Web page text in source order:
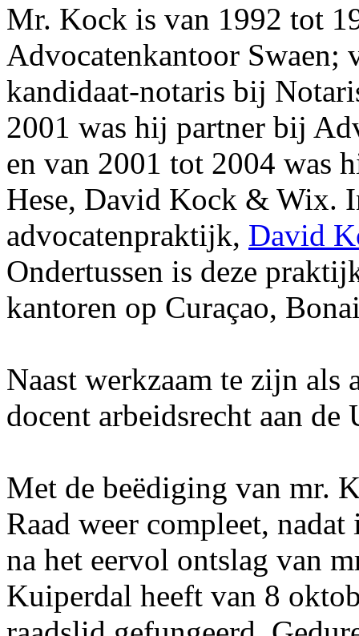
Mr. Kock is van 1992 tot
Advocatenkantoor Swaen;
kandidaat-notaris bij
2001 was hij partner bij
en van 2001 tot 2004 was
Hese, David Kock & Wix.
advocatenpraktijk, David
Ondertussen is deze
kantoren op Curaçao,
Naast werkzaam te zijn als
docent arbeidsrecht aan
Met de beëdiging van mr.
Raad weer compleet,
na het eervol ontslag van
Kuiperdal heeft van 8